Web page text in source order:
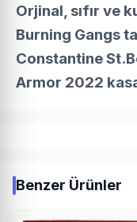
Orjinal, sıfır ve
Burning Gangs
Constantine
Armor 2022
Benzer Ürünler